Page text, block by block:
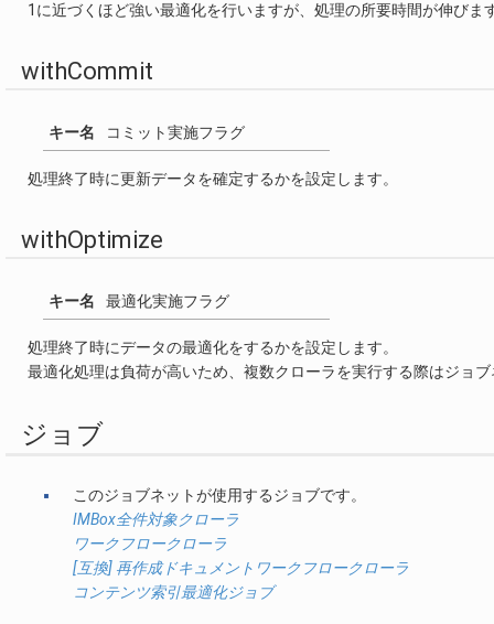
1に近づくほど強い最適化を行いますが、処理の所要時間が伸びま
withCommit
キー名 コミット実施フラグ
処理終了時に更新データを確定するかを設定します。
withOptimize
キー名 最適化実施フラグ
処理終了時にデータの最適化をするかを設定します。
最適化処理は負荷が高いため、複数クローラを実行する際はジョ
ジョブ
このジョブネットが使用するジョブです。
IMBox全件対象クローラ
ワークフロークローラ
[互換] 再作成ドキュメントワークフロークローラ
コンテンツ索引最適化ジョブ